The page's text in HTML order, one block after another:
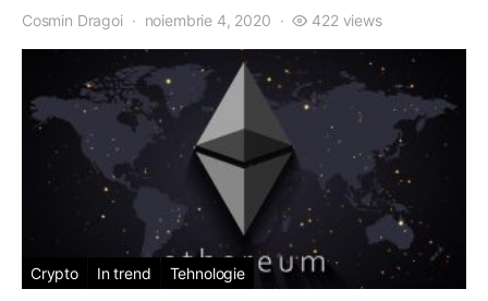
Cosmin Dragoi noiembrie 4, 2020 422 views
Crypto In trend Tehnologie